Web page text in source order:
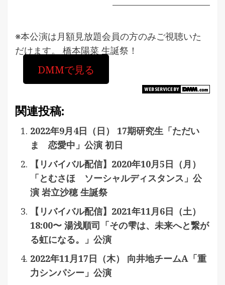
※本公演は月額見放題会員の方のみご視聴いた
だけます。 橋本陽菜 生誕祭！
DMMで見る
関連投稿:
2022年9月4日（日） 17期研究生「ただい
ま 恋愛中」公演 初日
【リバイバル配信】2020年10月5日（月）
「とむさほ ソーシャルディスタンス」公
演 岩立沙穂 生誕祭
【リバイバル配信】2021年11月6日（土）
18:00〜 湯浅順司「その雫は、未来へと繋が
る虹になる。」公演
2022年11月17日（木） 向井地チームA「重
力シンパシー」公演